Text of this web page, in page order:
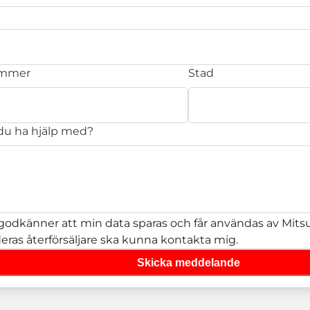
Stad
ha hjälp med?
att min data sparas och får användas av
återförsäljare ska kunna kontakta mig.
Skicka meddelande